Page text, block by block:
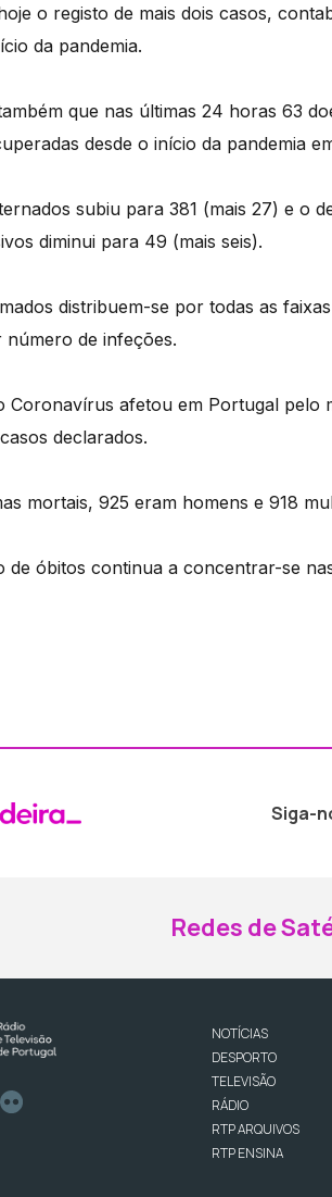
o registo de mais dois casos,
da pandemia.
que nas últimas 24 horas 63
desde o início da pandemia
subiu para 381 (mais 27) e o
diminui para 49 (mais seis).
distribuem-se por todas as
número de infeções.
afetou em Portugal pelo
declarados.
mortais, 925 eram homens e 918
de óbitos continua a concentrar-se
Siga-
Redes de
NOTÍCIAS
DESPORTO
TELEVISÃO
RÁDIO
RTP ARQUIVOS
RTP ENSINA